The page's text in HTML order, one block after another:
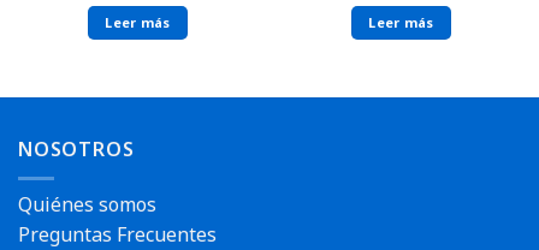
Leer más Leer más
NOSOTROS
Quiénes somos
Preguntas Frecuentes